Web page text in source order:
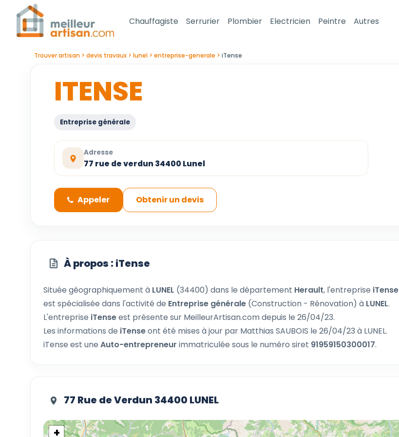
Chauffagiste Serrurier Plombier Electricien Peintre Autres
Trouver artisan devis travaux lunel entreprise-generale iTense
ITENSE
Entreprise générale
Adresse
77 rue de verdun 34400 Lunel
Appeler Obtenir un devis
À propos : iTense
Située géographiquement à LUNEL (34400) dans le département Herault, l'entreprise iTense
est spécialisée dans l'activité de Entreprise générale (Construction - Rénovation) à LUNEL.
L'entreprise iTenseest présente sur MeilleurArtisan.com depuis le 26/04/23.
Les informations de iTenseont été mises à jour par Matthias SAUBOIS le 26/04/23 à LUNEL.
iTense est une Auto-entrepreneur immatriculée sous le numéro siret 91959150300017.
77 Rue de Verdun 34400 LUNEL
+